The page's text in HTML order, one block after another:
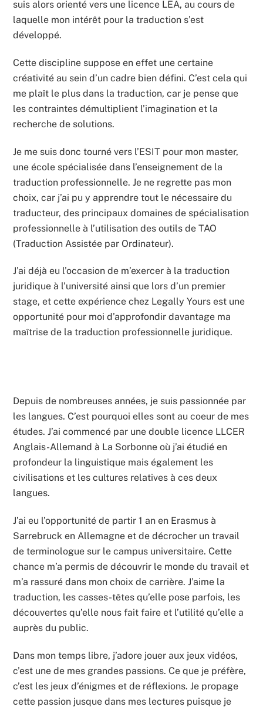
suis alors orienté vers une licence LEA, au cours de
laquelle mon intérêt pour la traduction s’est
développé.
Cette discipline suppose en effet une certaine
créativité au sein d’un cadre bien défini. C’est cela qui
me plaît le plus dans la traduction, car je pense que
les contraintes démultiplient l’imagination et la
recherche de solutions.
Je me suis donc tourné vers l’ESIT pour mon master,
une école spécialisée dans l’enseignement de la
traduction professionnelle. Je ne regrette pas mon
choix, car j’ai pu y apprendre tout le nécessaire du
traducteur, des principaux domaines de spécialisation
professionnelle à l’utilisation des outils de TAO
(Traduction Assistée par Ordinateur).
J’ai déjà eu l’occasion de m’exercer à la traduction
juridique à l’université ainsi que lors d’un premier
stage, et cette expérience chez Legally Yours est une
opportunité pour moi d’approfondir davantage ma
maîtrise de la traduction professionnelle juridique.
Depuis de nombreuses années, je suis passionnée par
les langues. C’est pourquoi elles sont au coeur de mes
études. J’ai commencé par une double licence LLCER
Anglais-Allemand à La Sorbonne où j’ai étudié en
profondeur la linguistique mais également les
civilisations et les cultures relatives à ces deux
langues.
J’ai eu l’opportunité de partir 1 an en Erasmus à
Sarrebruck en Allemagne et de décrocher un travail
de terminologue sur le campus universitaire. Cette
chance m’a permis de découvrir le monde du travail et
m’a rassuré dans mon choix de carrière. J’aime la
traduction, les casses-têtes qu’elle pose parfois, les
découvertes qu’elle nous fait faire et l’utilité qu’elle a
auprès du public.
Dans mon temps libre, j’adore jouer aux jeux vidéos,
c’est une de mes grandes passions. Ce que je préfère,
c’est les jeux d’énigmes et de réflexions. Je propage
cette passion jusque dans mes lectures puisque je